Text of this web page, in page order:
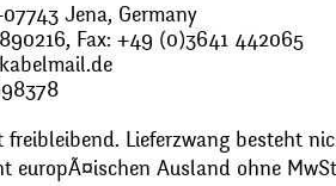
Jena, Germany
Fax: +49 (0)3641 442065
freibleibend. Lieferzwang besteht
europÃ¤ischen Ausland ohne